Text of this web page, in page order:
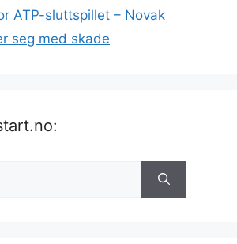
ATP-sluttspillet – Novak
seg med skade